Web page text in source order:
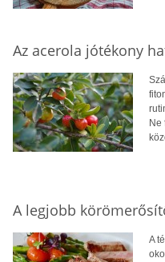
Az acerola jótékony
Ne
A legjobb
A